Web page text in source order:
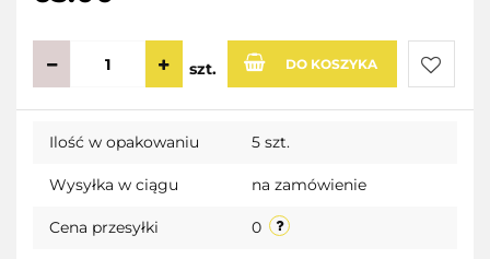
szt. DO KOSZYKA
Do
Ilość w opakowaniu 5 szt.
Wysyłka w ciągu na zamówienie
Cena przesyłki 0